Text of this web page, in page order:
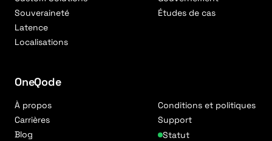
Souveraineté
Latence
Localisations
Études de cas
OneQode
À propos
Carrières
Blog
Conditions et politiques
Support
Statut